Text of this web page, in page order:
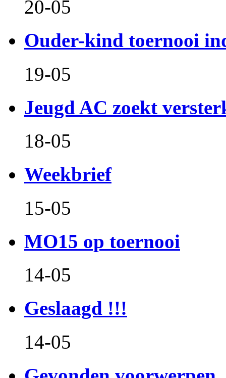
20-05
Ouder-kind toernooi
19-05
Jeugd AC zoekt
18-05
Weekbrief
15-05
MO15 op toernooi
14-05
Geslaagd !!!
14-05